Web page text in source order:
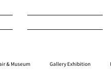
& Museum Gallery Exhibition